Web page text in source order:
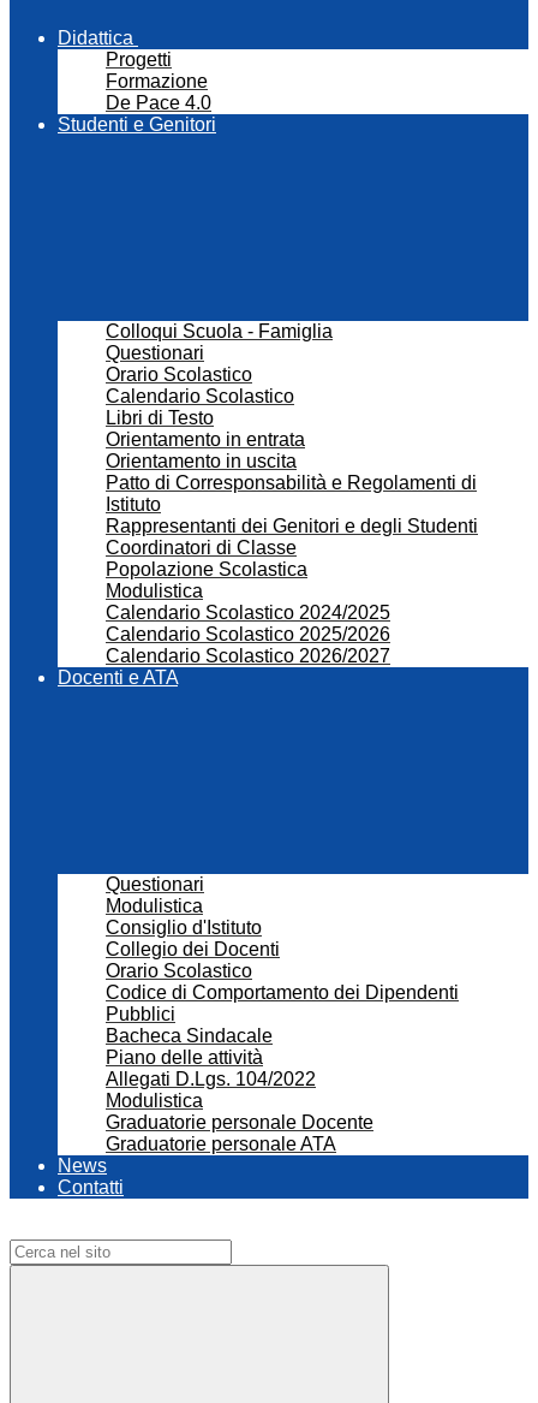
Didattica
Progetti
Formazione
De Pace 4.0
Studenti e Genitori
Colloqui Scuola - Famiglia
Questionari
Orario Scolastico
Calendario Scolastico
Libri di Testo
Orientamento in entrata
Orientamento in uscita
Patto di Corresponsabilità e Regolamenti di
Istituto
Rappresentanti dei Genitori e degli Studenti
Coordinatori di Classe
Popolazione Scolastica
Modulistica
Calendario Scolastico 2024/2025
Calendario Scolastico 2025/2026
Calendario Scolastico 2026/2027
Docenti e ATA
Questionari
Modulistica
Consiglio d'Istituto
Collegio dei Docenti
Orario Scolastico
Codice di Comportamento dei Dipendenti
Pubblici
Bacheca Sindacale
Piano delle attività
Allegati D.Lgs. 104/2022
Modulistica
Graduatorie personale Docente
Graduatorie personale ATA
News
Contatti